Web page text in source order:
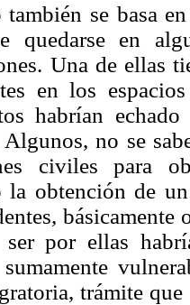
se basa
quedarse en
Una de ellas
en los
habrían
no se
civiles para
obtención de
básicamente
por ellas
trámite